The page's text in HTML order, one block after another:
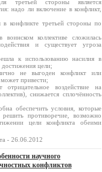
третьей стороны является
надо ли включение в конфликт,
в конфликте третьей стороны по
коллективе сложилась
и существует угроза
к использованию насилия в
достижения цели;
не выгоден конфликт или
привести;
воздействие на
снижается сплочённость
обеспечить условия, которые
противоречие, возможно
цели конфликта обеими
- 26.06.2012
научного
конфликтов